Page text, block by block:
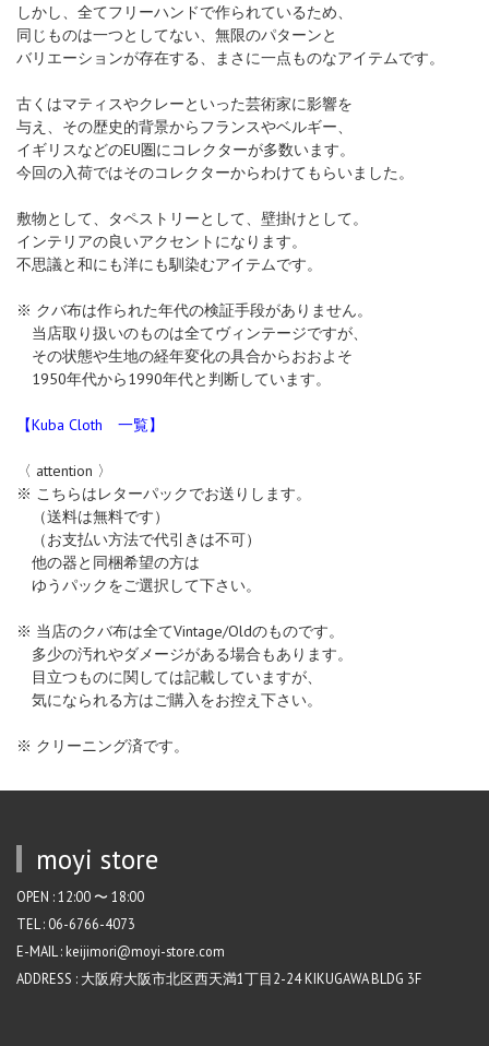
しかし、全てフリーハンドで作られているため、
同じものは一つとしてない、無限のパターンと
バリエーションが存在する、まさに一点ものなアイテムです。
古くはマティスやクレーといった芸術家に影響を
与え、その歴史的背景からフランスやベルギー、
イギリスなどのEU圏にコレクターが多数います。
今回の入荷ではそのコレクターからわけてもらいました。
敷物として、タペストリーとして、壁掛けとして。
インテリアの良いアクセントになります。
不思議と和にも洋にも馴染むアイテムです。
※ クバ布は作られた年代の検証手段がありません。
当店取り扱いのものは全てヴィンテージですが、
その状態や生地の経年変化の具合からおおよそ
1950年代から1990年代と判断しています。
【Kuba Cloth 一覧】
〈 attention 〉
※ こちらはレターパックでお送りします。
（送料は無料です）
（お支払い方法で代引きは不可）
他の器と同梱希望の方は
ゆうパックをご選択して下さい。
※ 当店のクバ布は全てVintage/Oldのものです。
多少の汚れやダメージがある場合もあります。
目立つものに関しては記載していますが、
気になられる方はご購入をお控え下さい。
※ クリーニング済です。
moyi store
OPEN : 12:00 〜 18:00
TEL : 06-6766-4073
E-MAIL : keijimori@moyi-store.com
ADDRESS : 大阪府大阪市北区西天満1丁目2-24 KIKUGAWA BLDG 3F